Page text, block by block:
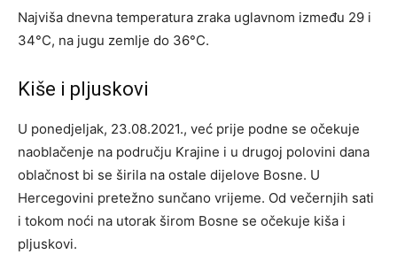
Najviša dnevna temperatura zraka uglavnom između 29 i
34°C, na jugu zemlje do 36°C.
Kiše i pljuskovi
U ponedjeljak, 23.08.2021., već prije podne se očekuje
naoblačenje na području Krajine i u drugoj polovini dana
oblačnost bi se širila na ostale dijelove Bosne. U
Hercegovini pretežno sunčano vrijeme. Od večernjih sati
i tokom noći na utorak širom Bosne se očekuje kiša i
pljuskovi.